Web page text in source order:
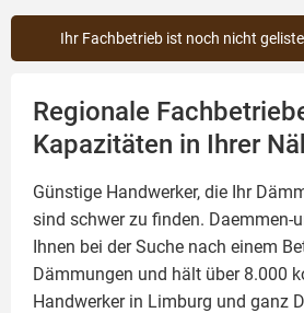
Ihr Fachbetrieb ist noch nicht
Regionale
Kapazitäten in Ihrer
Günstige Handwerker, die Ihr
sind schwer zu finden. Daemmen-
Ihnen bei der Suche nach einem
Dämmungen und hält über 8.000
Handwerker in Limburg und ganz